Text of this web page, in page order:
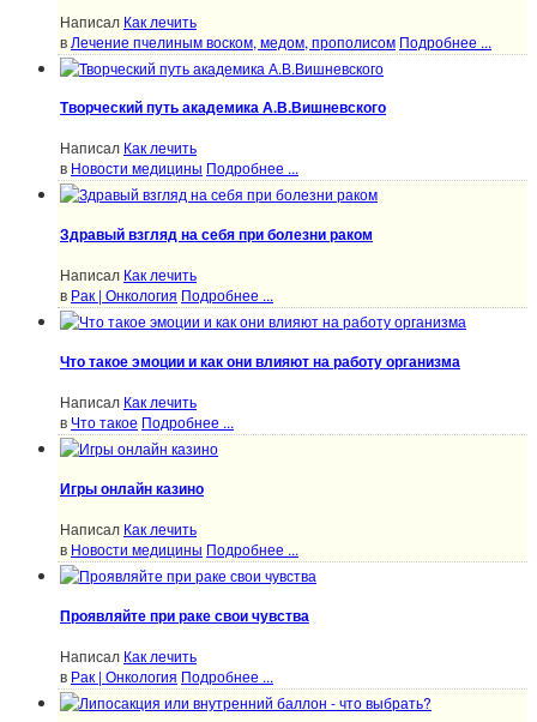
Написал Как лечить
в Лечение пчелиным воском, медом, прополисом Подробнее ...
Творческий путь академика А.В.Вишневского
Написал Как лечить
в Новости медицины Подробнее ...
Здравый взгляд на себя при болезни раком
Написал Как лечить
в Рак | Онкология Подробнее ...
Что такое эмоции и как они влияют на работу организма
Написал Как лечить
в Что такое Подробнее ...
Игры онлайн казино
Написал Как лечить
в Новости медицины Подробнее ...
Проявляйте при раке свои чувства
Написал Как лечить
в Рак | Онкология Подробнее ...